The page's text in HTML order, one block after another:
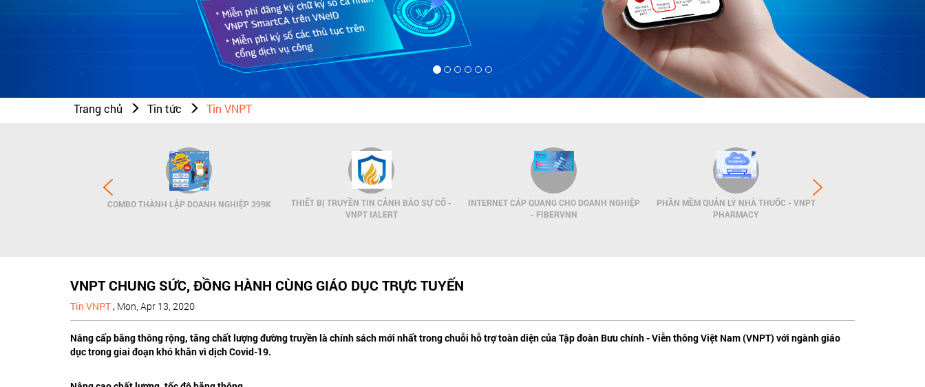
Trang chủ Tin tức Tin VNPT
COMBO THÀNH LẬP DOANH NGHIỆP 399K
THIẾT BỊ TRUYỀN TIN CẢNH BÁO SỰ CỐ -
VNPT IALERT
INTERNET CÁP QUANG CHO DOANH NGHIỆP
- FIBERVNN
PHẦN MỀM QUẢN LÝ NHÀ THUỐC - VNPT
PHARMACY
VNPT CHUNG SỨC, ĐỒNG HÀNH CÙNG GIÁO DỤC TRỰC TUYẾN
Tin VNPT, Mon, Apr 13, 2020
Nâng cấp băng thông rộng, tăng chất lượng đường truyền là chính sách mới nhất trong chuỗi hỗ trợ toàn diện của Tập đoàn Bưu chính - Viễn thông Việt Nam (VNPT) với ngành giáo
dục trong giai đoạn khó khăn vì dịch Covid-19.